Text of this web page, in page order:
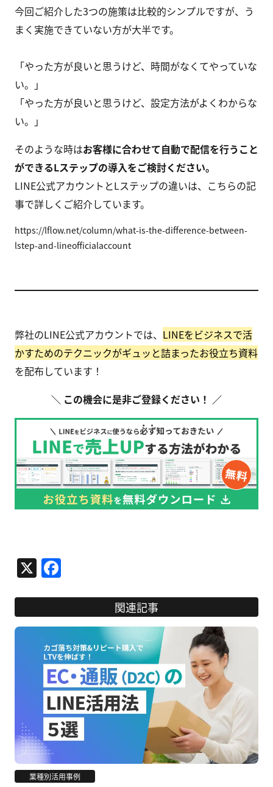
今回ご紹介した3つの施策は比較的シンプルですが、う
まく実施できていない方が大半です。
「やった方が良いと思うけど、時間がなくてやっていな
い。」
「やった方が良いと思うけど、設定方法がよくわからな
い。」
そのような時はお客様に合わせて自動で配信を行うこと
ができるLステップの導入をご検討ください。
LINE公式アカウントとLステップの違いは、こちらの記
事で詳しくご紹介しています。
https://lflow.net/column/what-is-the-difference-between-
lstep-and-lineofficialaccount
弊社のLINE公式アカウントでは、 LINEをビジネスで活
かすためのテクニックがギュッと詰まったお役立ち資料
を配布しています！
＼ この機会に是非ご登録ください！ ／
X
関連記事
業種別活用事例